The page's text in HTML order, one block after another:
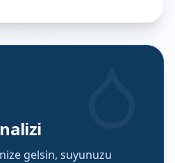
gelsin, suyunuzu